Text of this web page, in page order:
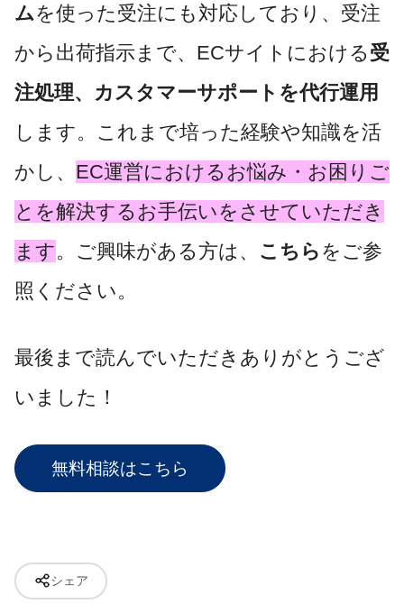
ムを使った受注にも対応しており、受注
から出荷指示まで、ECサイトにおける 受
注処理、カスタマーサポートを代行運用
します。これまで培った経験や知識を活
かし、 EC運営におけるお悩み・お困りご
とを解決するお手伝いをさせていただき
ます。ご興味がある方は、 こちら をご参
照ください。
最後まで読んでいただきありがとうござ
いました！
無料相談はこちら
シェア